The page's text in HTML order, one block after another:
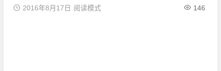
2016年8月17日 146
阅读模式